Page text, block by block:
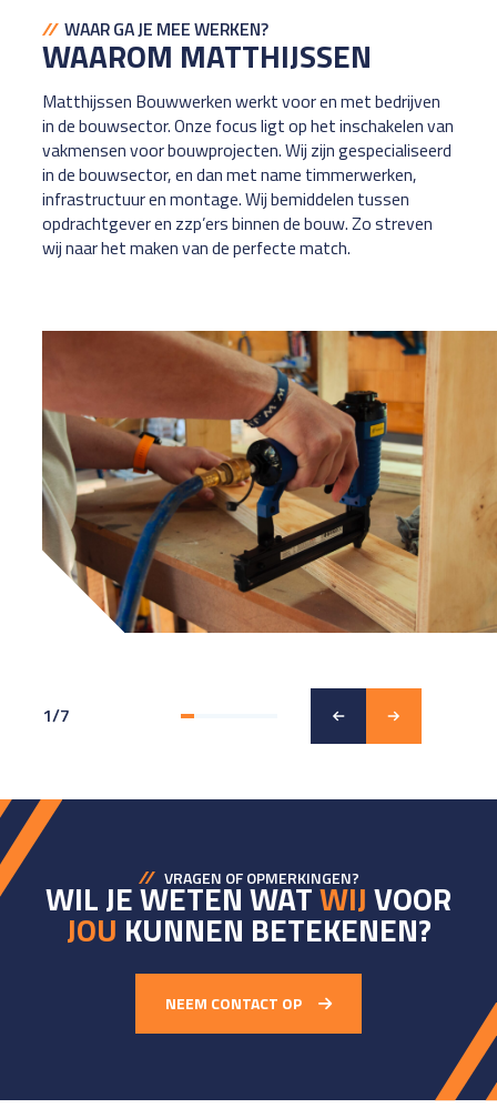
WAAR GA JE MEE WERKEN?
WAAROM MATTHIJSSEN
Matthijssen Bouwwerken werkt voor en met bedrijven
in de bouwsector. Onze focus ligt op het inschakelen van
vakmensen voor bouwprojecten. Wij zijn gespecialiseerd
in de bouwsector, en dan met name timmerwerken,
infrastructuur en montage. Wij bemiddelen tussen
opdrachtgever en zzp’ers binnen de bouw. Zo streven
wij naar het maken van de perfecte match.
1/7
VRAGEN OF OPMERKINGEN?
WIL JE WETEN WATWIJVOOR
JOU KUNNEN BETEKENEN?
NEEM CONTACT OP